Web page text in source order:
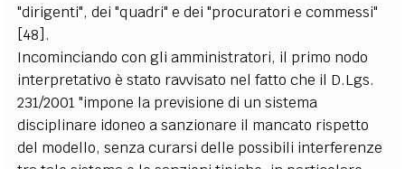
"dirigenti", dei "quadri" e dei "procuratori e commessi"
[48].
Incominciando con gli amministratori, il primo nodo
interpretativo è stato ravvisato nel fatto che il D.Lgs.
231/2001 "impone la previsione di un sistema
disciplinare idoneo a sanzionare il mancato rispetto
del modello, senza curarsi delle possibili interferenze